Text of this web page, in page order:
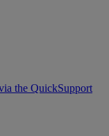
the QuickSupport